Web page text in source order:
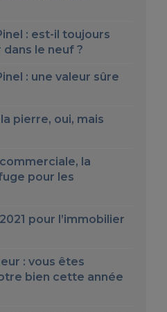
: est-il toujours
le neuf ?
: une valeur sûre
pierre, oui, mais
la
pour les
pour l’immobilier
: vous êtes
bien cette année